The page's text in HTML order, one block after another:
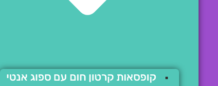
קופסאות קרטון חום עם ספוג אנטי